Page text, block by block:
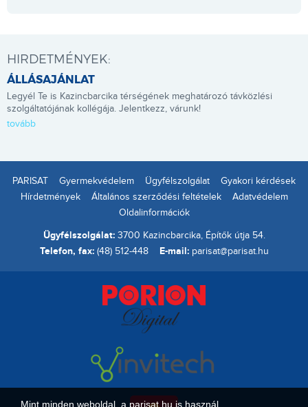
HIRDETMÉNYEK:
ÁLLÁSAJÁNLAT
Legyél Te is Kazincbarcika térségének meghatározó távközlési
szolgáltatójának kollégája. Jelentkezz, várunk!
tovább
PARISAT Gyermekvédelem Ügyfélszolgálat
Gyakori kérdések
Hírdetmények
Általános szerződési feltételek
Adatvédelem
Oldalinformációk
Ügyfélszolgálat:3700 Kazincbarcika, Építők útja 54.
Telefon, fax:(48) 512-448 E-mail: parisat@parisat.hu
Mint minden weboldal, a parisat.hu is használ